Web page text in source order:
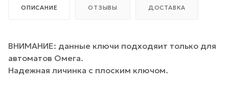
ОПИСАНИЕ ОТЗЫВЫ ДОСТАВКА
ВНИМАНИЕ: данные ключи подходяит только для
автоматов Омега.
Надежная личинка с плоским ключом.